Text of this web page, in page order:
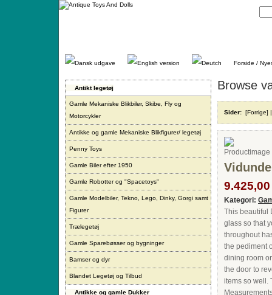
Gå
Forside /
Antikt legetøj
Gamle Mekaniske Blikbiler, Skibe, Fly og
Motorcykler
Antikke og gamle Mekaniske Blikfigurer/ legetøj
Penny Toys
Gamle Biler efter 1950
Gamle Robotter og "Spacetoys"
Gamle Modelbiler, Tekno, Lego, Dinky, Gorgi samt
Figurer
Trælegetøj
Gamle Sparebøsser og bygninger
Bamser og dyr
Blandet Legetøj og Tilbud
Antikke og gamle Dukker
Browse
Sider: [Forrige]
Kategori:
This beautiful
glass so that
throughout
the pediment
dining room
the door to
items so well.